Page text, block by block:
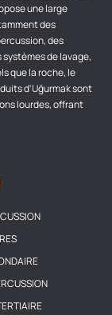
une large
des
des
de lavage,
que la roche, le
d'Uğurmak sont
lourdes, offrant